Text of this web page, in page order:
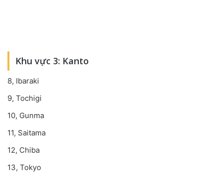
Khu vực 3: Kanto
8, Ibaraki
9, Tochigi
10, Gunma
11, Saitama
12, Chiba
13, Tokyo